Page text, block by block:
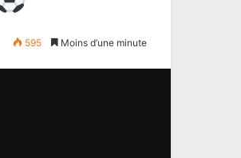
595 Moins d’une minute